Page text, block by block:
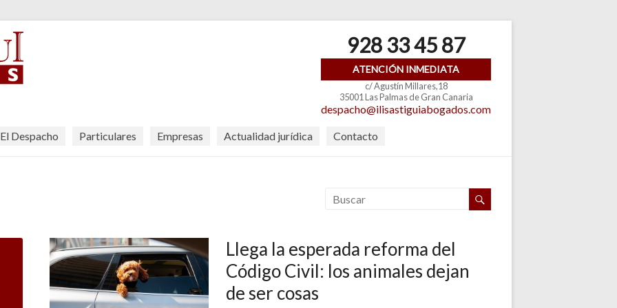
928 33 45 87
ATENCIÓN INMEDIATA
c/ Agustín Millares,18
35001 Las Palmas de Gran Canaria
despacho@ilisastiguiabogados.com
El Despacho Particulares Empresas Actualidad jurídica Contacto
Llega la esperada reforma del
Código Civil: los animales dejan
de ser cosas